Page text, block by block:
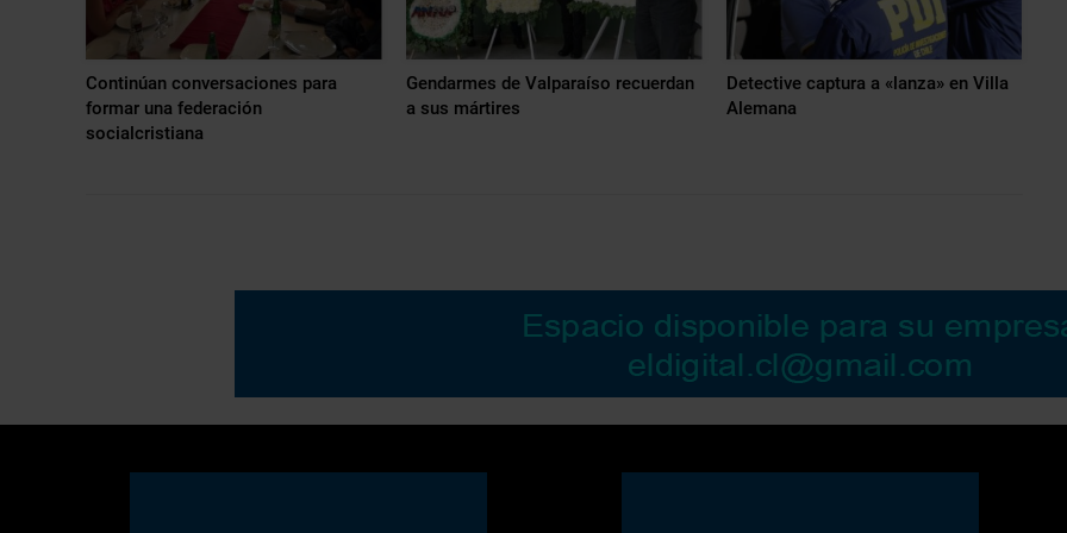
Continúan conversaciones para
formar una federación
socialcristiana
Gendarmes de Valparaíso recuerdan
a sus mártires
Detective captura a «lanza» en Villa
Alemana